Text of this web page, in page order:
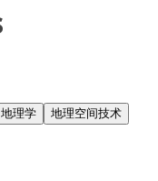
地理学
地理空间技术